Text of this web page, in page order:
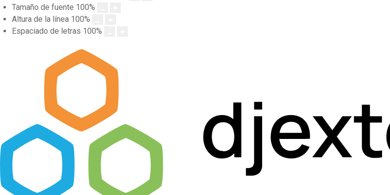
Tamaño de fuente 100%
Altura de la línea 100%
Espaciado de letras 100%